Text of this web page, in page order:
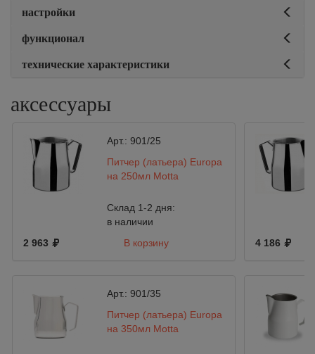
настройки
функционал
технические характеристики
аксессуары
Арт.:901/25
Питчер (латьера) Europa
на 250мл Motta
Склад 1-2 дня:
в наличии
2 963
В корзину
Арт.:901/35
Питчер (латьера) Europa
на 350мл Motta
4 186